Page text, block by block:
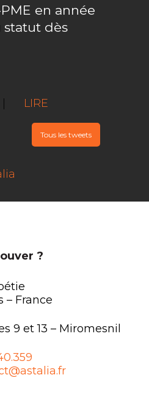
en année
statut dès
LIRE
Tous les tweets
?
– France
9 et 13 – Miromesnil